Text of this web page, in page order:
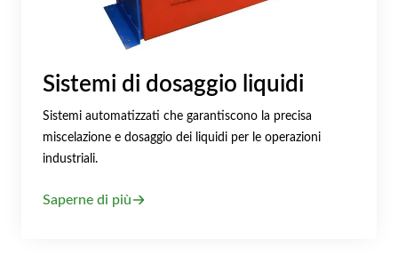
Sistemi di dosaggio liquidi
Sistemi automatizzati che garantiscono la precisa
miscelazione e dosaggio dei liquidi per le operazioni
industriali.
Saperne di più